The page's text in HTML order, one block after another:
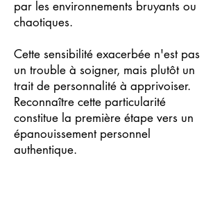
par les environnements bruyants ou
chaotiques.
Cette sensibilité exacerbée n'est pas
un trouble à soigner, mais plutôt un
trait de personnalité à apprivoiser.
Reconnaître cette particularité
constitue la première étape vers un
épanouissement personnel
authentique.